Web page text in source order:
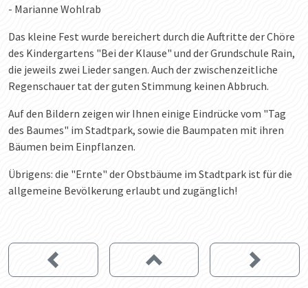
- Marianne Wohlrab
Das kleine Fest wurde bereichert durch die Auftritte der Chöre
des Kindergartens "Bei der Klause" und der Grundschule Rain,
die jeweils zwei Lieder sangen. Auch der zwischenzeitliche
Regenschauer tat der guten Stimmung keinen Abbruch.
Auf den Bildern zeigen wir Ihnen einige Eindrücke vom "Tag
des Baumes" im Stadtpark, sowie die Baumpaten mit ihren
Bäumen beim Einpflanzen.
Übrigens: die "Ernte" der Obstbäume im Stadtpark ist für die
allgemeine Bevölkerung erlaubt und zugänglich!